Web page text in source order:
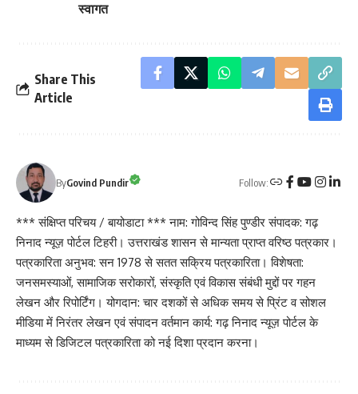
स्वागत
Share This
Article
ByGovind Pundir Follow:
*** संक्षिप्त परिचय / बायोडाटा *** नाम: गोविन्द सिंह पुण्डीर संपादक: गढ़
निनाद न्यूज़ पोर्टल टिहरी। उत्तराखंड शासन से मान्यता प्राप्त वरिष्ठ पत्रकार।
पत्रकारिता अनुभव: सन 1978 से सतत सक्रिय पत्रकारिता। विशेषता:
जनसमस्याओं, सामाजिक सरोकारों, संस्कृति एवं विकास संबंधी मुद्दों पर गहन
लेखन और रिपोर्टिंग। योगदान: चार दशकों से अधिक समय से प्रिंट व सोशल
मीडिया में निरंतर लेखन एवं संपादन वर्तमान कार्य: गढ़ निनाद न्यूज़ पोर्टल के
माध्यम से डिजिटल पत्रकारिता को नई दिशा प्रदान करना।